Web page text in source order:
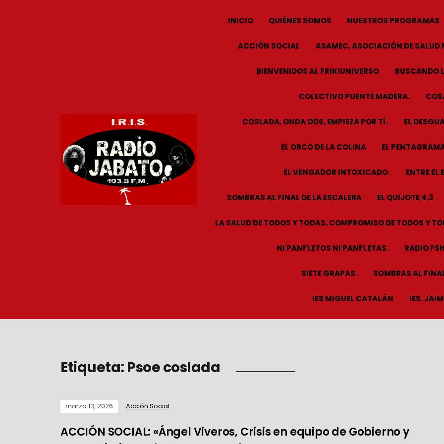
INICIO QUIÉNES SOMOS NUESTROS PROGRAMAS
ACCIÓN SOCIAL ASAMEC, ASOCIACIÓN DE SALUD
BIENVENIDOS AL FRIKIUNIVERSO BUSCANDO
COLECTIVO PUENTE MADERA.
COSLADA, ONDA ODS, EMPIEZA POR TÍ. EL
EL ORCO DE LA COLINA EL
EL VENGADOR INTOXICADO. ENTRE EL
SOMBRAS AL FINAL DE LA ESCALERA EL QUIJOTE 4.3
LA SALUD DE TODOS Y TODAS, COMPROMISO DE TODOS Y
NI PANFLETOS NI PANFLETAS. RADIO
SIETE GRAPAS. SOMBRAS AL
IES MIGUEL CATALÁN IES.
Etiqueta: Psoe coslada
marzo 13, 2026 Acción Social
ACCIÓN SOCIAL: «Ángel Viveros, Crisis en equipo de Gobierno y